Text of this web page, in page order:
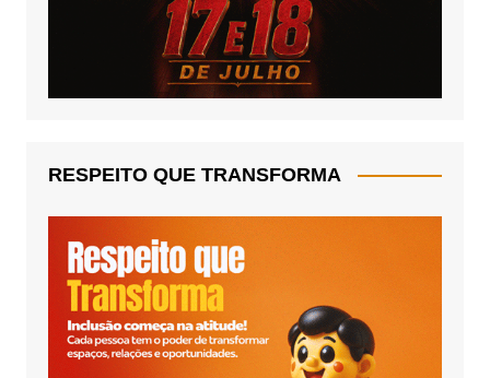
RESPEITO QUE TRANSFORMA